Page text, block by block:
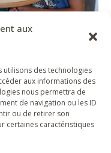
aux
utilisons des technologies
aux informations des
nous permettra de
de navigation ou les ID
ou de retirer son
certaines caractéristiques
9 April 2026
in
6
that